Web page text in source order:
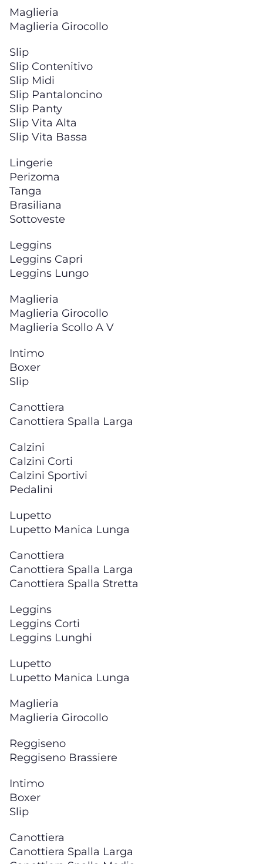
Maglieria
Maglieria Girocollo
Slip
Slip Contenitivo
Slip Midi
Slip Pantaloncino
Slip Panty
Slip Vita Alta
Slip Vita Bassa
Lingerie
Perizoma
Tanga
Brasiliana
Sottoveste
Leggins
Leggins Capri
Leggins Lungo
Maglieria
Maglieria Girocollo
Maglieria Scollo A V
Intimo
Boxer
Slip
Canottiera
Canottiera Spalla Larga
Calzini
Calzini Corti
Calzini Sportivi
Pedalini
Lupetto
Lupetto Manica Lunga
Canottiera
Canottiera Spalla Larga
Canottiera Spalla Stretta
Leggins
Leggins Corti
Leggins Lunghi
Lupetto
Lupetto Manica Lunga
Maglieria
Maglieria Girocollo
Reggiseno
Reggiseno Brassiere
Intimo
Boxer
Slip
Canottiera
Canottiera Spalla Larga